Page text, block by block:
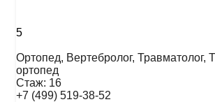
5
Ортопед, Вертебролог, Травматолог,
ортопед
Стаж: 16
+7 (499) 519-38-52